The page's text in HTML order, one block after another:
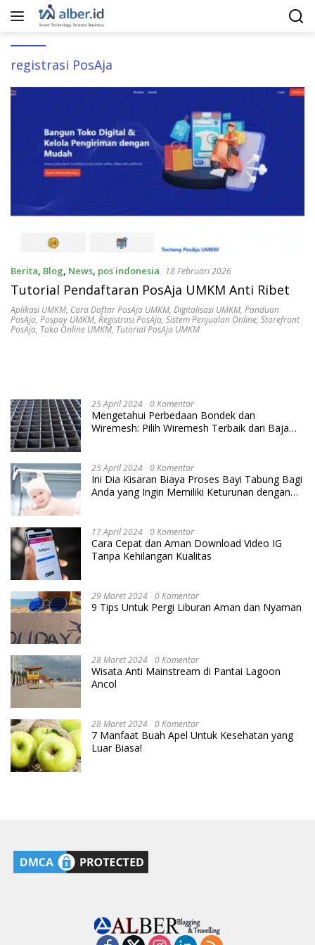
Langsung
registrasi PosAja
Berita, Blog, News, pos indonesia 18 Februari 2026
Tutorial Pendaftaran PosAja UMKM Anti Ribet
Aplikasi UMKM, Cara Daftar PosAja UMKM, Digitalisasi UMKM, Panduan
PosAja, Pospay UMKM, Registrasi PosAja, Sistem Penjualan Online, Storefront
PosAja, Toko Online UMKM, Tutorial PosAja UMKM
25 April 2024 0 Komentar
Mengetahui Perbedaan Bondek dan
Wiremesh: Pilih Wiremesh Terbaik dari Baja
25 April 2024 0 Komentar
Ini Dia Kisaran Biaya Proses Bayi Tabung Bagi
Anda yang Ingin Memiliki Keturunan dengan
17 April 2024 0 Komentar
Cara Cepat dan Aman Download Video IG
Tanpa Kehilangan Kualitas
29 Maret 2024 0 Komentar
9 Tips Untuk Pergi Liburan Aman dan Nyaman
28 Maret 2024 0 Komentar
Wisata Anti Mainstream di Pantai Lagoon
Ancol
28 Maret 2024 0 Komentar
7 Manfaat Buah Apel Untuk Kesehatan yang
Luar Biasa!